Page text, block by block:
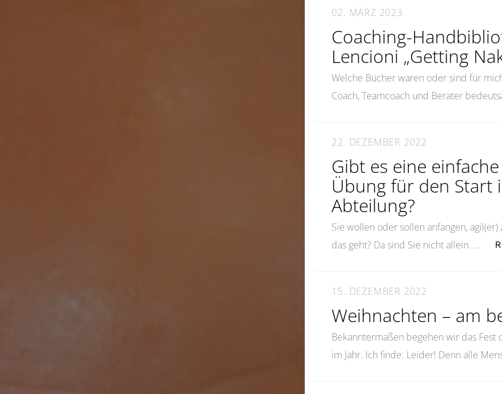
02. MÄRZ 2023
Coaching-
Lencioni „Getting
Welche Bücher waren oder sind für
Coach, Teamcoach und Berater
22. DEZEMBER 2022
Gibt es eine
Übung für den Start
Abteilung?
Sie wollen oder sollen anfangen,
das geht? Da sind Sie nicht allein. …
15. DEZEMBER 2022
Weihnachten – am
Bekanntermaßen begehen wir das
im Jahr. Ich finde: Leider! Denn alle